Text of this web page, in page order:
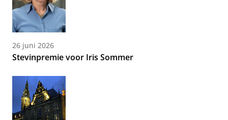
26 juni 2026
Stevinpremie voor Iris Sommer